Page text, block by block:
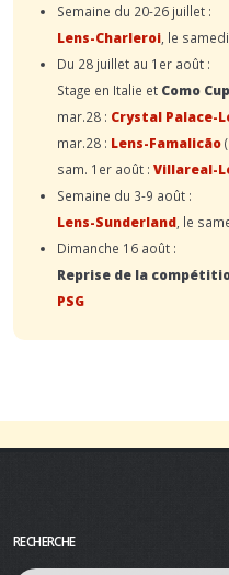
Semaine du 20-26 juillet :
Lens-Charleroi , le
Du 28 juillet au 1er août :
Stage en Italie et Como Cup
mar.28 : Crystal Palace-
mar.28 : Lens-Famalicão
sam. 1er août : Villareal-
Semaine du 3-9 août :
Lens-Sunderland , le
Dimanche 16 août :
Reprise de la
PSG
RECHERCHE